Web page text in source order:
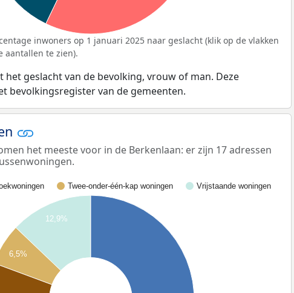
inwoners op 1 januari 2025 naar geslacht (klik op de vlakken
aantallen te zien).
geslacht van de bevolking, vrouw of man. Deze
bevolkingsregister van de gemeenten.
het meeste voor in de Berkenlaan: er zijn 17 adressen
Twee-onder-één-kap woningen Vrijstaande woningen
12,9%
6,5%